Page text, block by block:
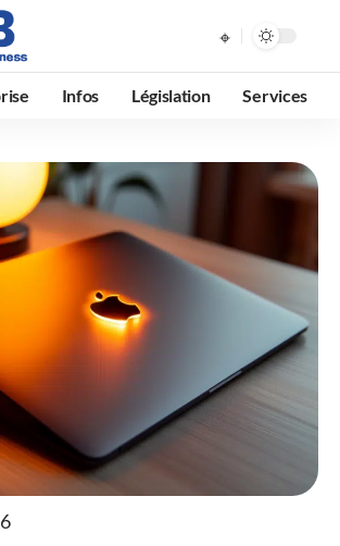
Infos Législation Services